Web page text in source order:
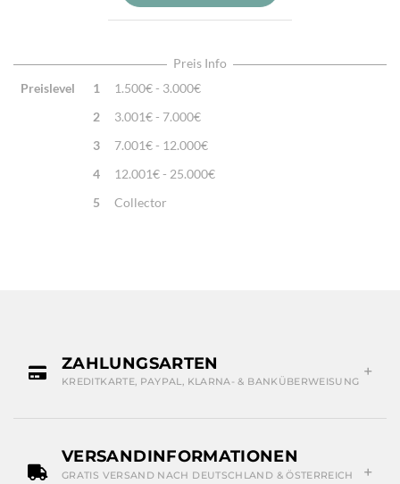
Sehr fein per Hand geknüpft
Traditionelle Machart
Preis Info
Preislevel
1
1.500€ - 3.000€
2
3.001€ - 7.000€
3
7.001€ - 12.000€
4
12.001€ - 25.000€
5
Collector
ZAHLUNGSARTEN
KREDITKARTE, PAYPAL, KLARNA- & BANKÜBERWEISUNG
VERSANDINFORMATIONEN
GRATIS VERSAND NACH DEUTSCHLAND & ÖSTERREICH